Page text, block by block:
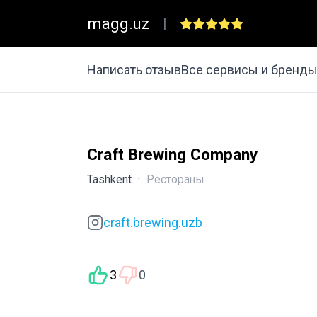
magg.uz |
Написать отзывВсе сервисы и бренды
Craft Brewing Company
Tashkent · Рестораны
craft.brewing.uzb
3 0